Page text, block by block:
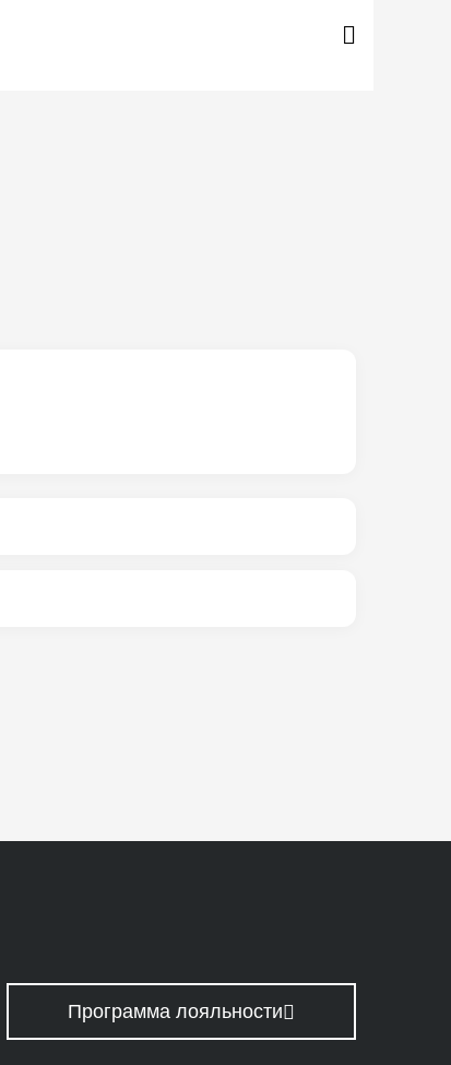
Программа лояльности